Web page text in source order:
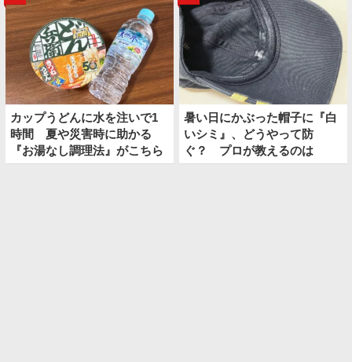
カップうどんに水を注いで1
時間 夏や災害時に助かる
『お湯なし調理法』がこちら
暑い日にかぶった帽子に『白
いシミ』、どうやって防
ぐ？ プロが教えるのは